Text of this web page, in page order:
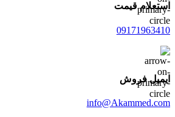
استعلام قیمت
09171963410
ایمیل فروش
info@Akammed.com